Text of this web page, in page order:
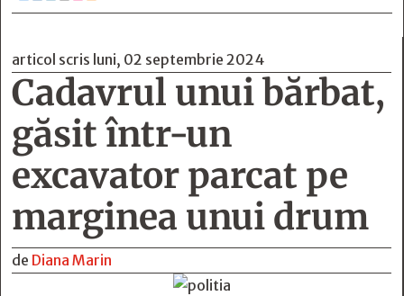
articol scris luni, 02 septembrie 2024
Cadavrul unui bărbat,
găsit într-un
excavator parcat pe
marginea unui drum
de Diana Marin